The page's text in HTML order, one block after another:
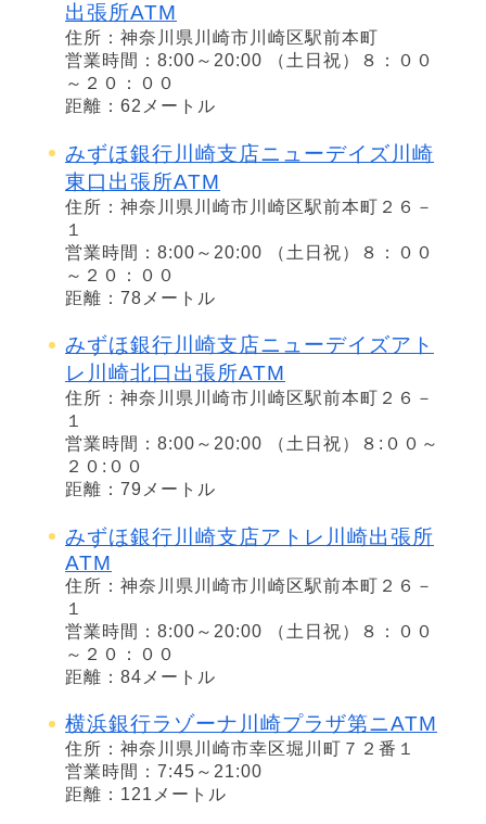
出張所ATM
住所：神奈川県川崎市川崎区駅前本町
営業時間：8:00～20:00 （土日祝）８：００
～２０：００
距離：62メートル
みずほ銀行川崎支店ニューデイズ川崎
東口出張所ATM
住所：神奈川県川崎市川崎区駅前本町２６－
１
営業時間：8:00～20:00 （土日祝）８：００
～２０：００
距離：78メートル
みずほ銀行川崎支店ニューデイズアト
レ川崎北口出張所ATM
住所：神奈川県川崎市川崎区駅前本町２６－
１
営業時間：8:00～20:00 （土日祝）８:００～
２０:００
距離：79メートル
みずほ銀行川崎支店アトレ川崎出張所
ATM
住所：神奈川県川崎市川崎区駅前本町２６－
１
営業時間：8:00～20:00 （土日祝）８：００
～２０：００
距離：84メートル
横浜銀行ラゾーナ川崎プラザ第ニATM
住所：神奈川県川崎市幸区堀川町７２番１
営業時間：7:45～21:00
距離：121メートル